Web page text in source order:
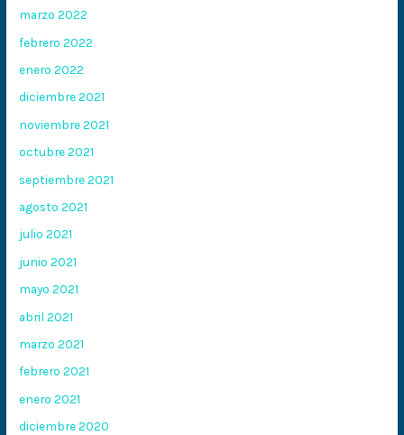
marzo 2022
febrero 2022
enero 2022
diciembre 2021
noviembre 2021
octubre 2021
septiembre 2021
agosto 2021
julio 2021
junio 2021
mayo 2021
abril 2021
marzo 2021
febrero 2021
enero 2021
diciembre 2020